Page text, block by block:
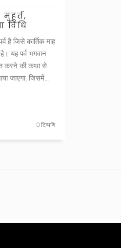
विधि
है जिसे कार्तिक माह
यह पर्व भगवान
करने की कथा से
जाएगा, जिसमें
लोग पर्यावरण
हैं।
0 टिप्पणि